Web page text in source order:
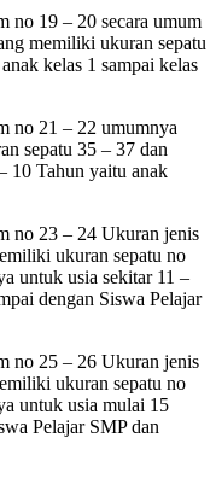
no 19 – 20 secara umum
memiliki ukuran sepatu
kelas 1 sampai kelas
no 21 – 22 umumnya
sepatu 35 – 37 dan
10 Tahun yaitu anak
no 23 – 24 Ukuran jenis
ukuran sepatu no
untuk usia sekitar 11 –
dengan Siswa Pelajar
no 25 – 26 Ukuran jenis
ukuran sepatu no
untuk usia mulai 15
Pelajar SMP dan